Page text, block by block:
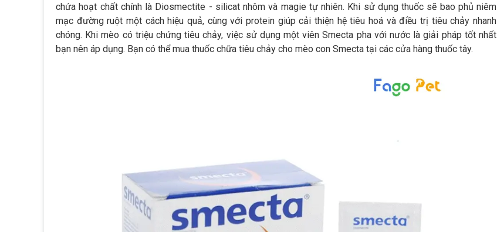
chứa hoạt chất chính là Diosmectite - silicat nhôm và magie tự nhiên. Khi sử dụng thuốc sẽ bao phủ niêm
mạc đường ruột một cách hiệu quả, cùng với protein giúp cải thiện hệ tiêu hoá và điều trị tiêu chảy nhanh
chóng. Khi mèo có triệu chứng tiêu chảy, việc sử dụng một viên Smecta pha với nước là giải pháp tốt nhất
bạn nên áp dụng. Bạn có thể mua thuốc chữa tiêu chảy cho mèo con Smecta tại các cửa hàng thuốc tây.